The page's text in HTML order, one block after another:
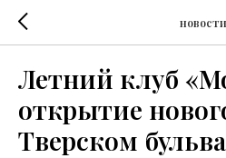
новости
Летний клуб
открытие
Тверском